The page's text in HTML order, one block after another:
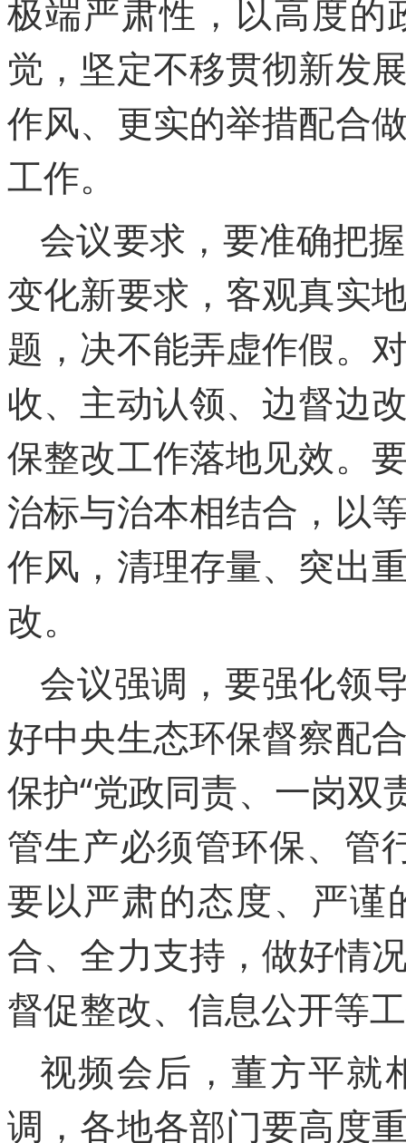
极端严肃性，以高度的
觉，坚定不移贯彻新发
作风、更实的举措配合
工作。
会议要求，要准确把
变化新要求，客观真实
题，决不能弄虚作假。
收、主动认领、边督边
保整改工作落地见效。
治标与治本相结合，以
作风，清理存量、突出
改。
会议强调，要强化领
好中央生态环保督察配
保护“党政同责、一岗双
管生产必须管环保、管
要以严肃的态度、严谨
合、全力支持，做好情
督促整改、信息公开等
视频会后，董方平就
调，各地各部门要高度